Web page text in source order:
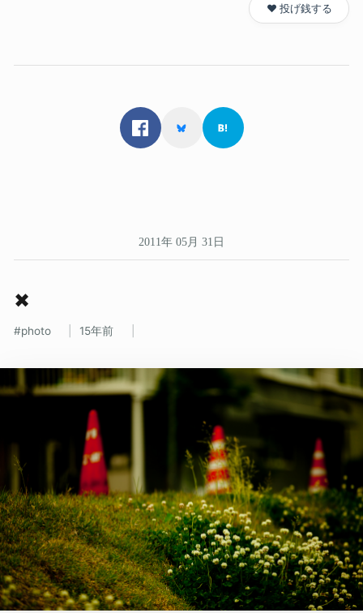
❤️ 投げ銭する
2011年 05月 31日
✖
photo 15年前